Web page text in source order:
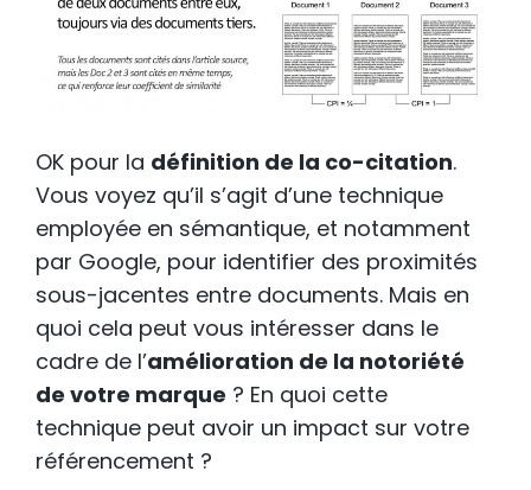
OK pour la définition de la co-citation.
Vous voyez qu’il s’agit d’une technique
employée en sémantique, et notamment
par Google, pour identifier des proximités
sous-jacentes entre documents. Mais en
quoi cela peut vous intéresser dans le
cadre de l’amélioration de la notoriété
de votre marque ? En quoi cette
technique peut avoir un impact sur votre
référencement ?